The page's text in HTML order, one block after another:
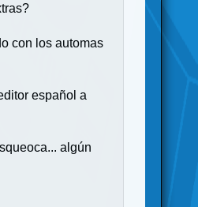
con los automas
español a
algún